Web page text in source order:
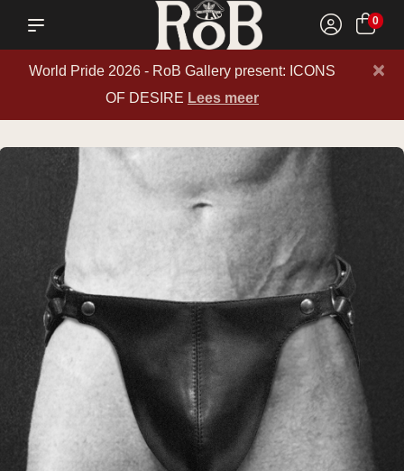
0
World Pride 2026 - RoB Gallery present: ICONS
OF DESIRE Lees meer
×